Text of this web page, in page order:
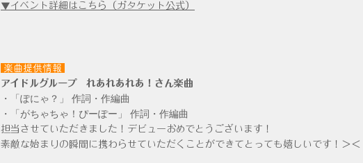
▼イベント詳細はこちら（ガタケット公式）
楽曲提供情報
アイドルグループ れあれあれあ！さん楽曲
・「ぽにゃ？」 作詞・作編曲
・「がちゃちゃ！ぴーぽー」 作詞・作編曲
担当させていただきました！デビューおめでとうございます！
素敵な始まりの瞬間に携わらせていただくことができてとっても嬉しいです！＞＜